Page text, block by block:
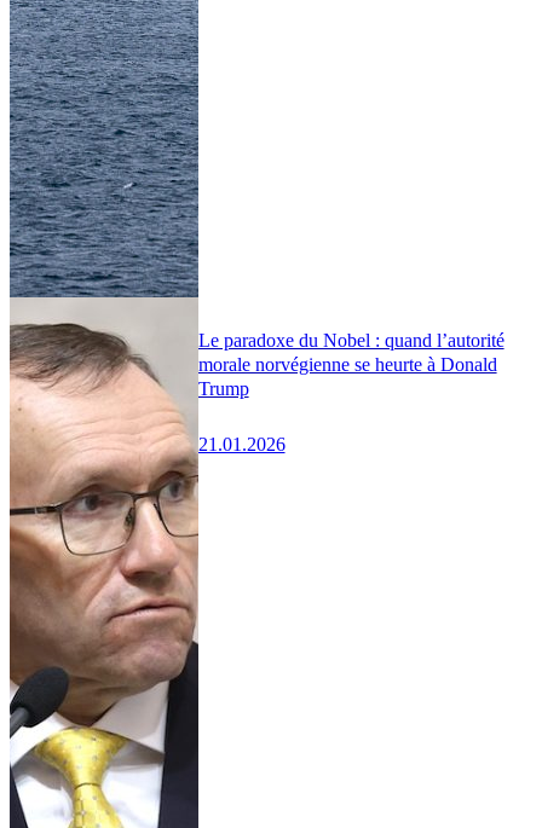
Le paradoxe du Nobel : quand l’autorité
morale norvégienne se heurte à Donald
Trump
21.01.2026